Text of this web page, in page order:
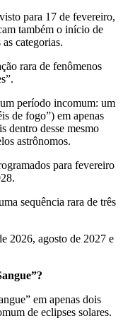
para 17 de fevereiro,
também o início de
categorias.
rara de fenômenos
período incomum: um
de fogo”) em apenas
dentro desse mesmo
astrônomos.
para fevereiro
sequência rara de três
2026, agosto de 2027 e
em apenas dois
de eclipses solares.